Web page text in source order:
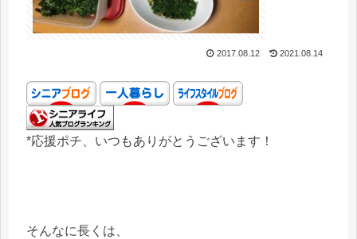
2017.08.12 2021.08.14
*応援ポチ、いつもありがとうございます！
そんなに長くは、